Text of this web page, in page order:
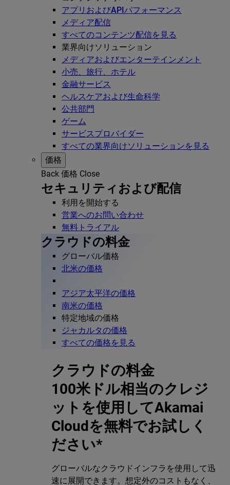
アプリおよびAPIパフォーマンス
メディア配信
すべてのコンテンツ配信を見る
業界向けソリューション
メディアおよびエンターテインメント
小売、旅行、ホテル
金融サービス
ヘルスケアおよび生命科学
公共部門
ゲーム
サービスプロバイダー
すべての業界向けソリューションを見る
価格
Back 価格 Close
セキュリティおよび配信
利用を開始する
営業へのお問い合わせ
無料トライアル
クラウドの料金
グローバル価格
北米の価格
アジア太平洋の価格
南米の価格
特定地域の価格
ジャカルタの価格
すべての価格を見る
クラウドの料金
100米ドル相当のクレジ
ットを使用してAkamai
Cloudを無料でお試しく
ださい*
グローバルなクラウドインフラを使用して迅
速に展開できます。想定外のコストもなく、